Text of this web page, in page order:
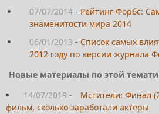
07/07/2014 - Рейтинг Форбс:
знаменитости мира 2014
06/01/2013 - Список самых
2012 году по версии журнала
Новые материалы по этой
14/07/2019 -
Мстители: Финал
фильм, сколько заработали актеры